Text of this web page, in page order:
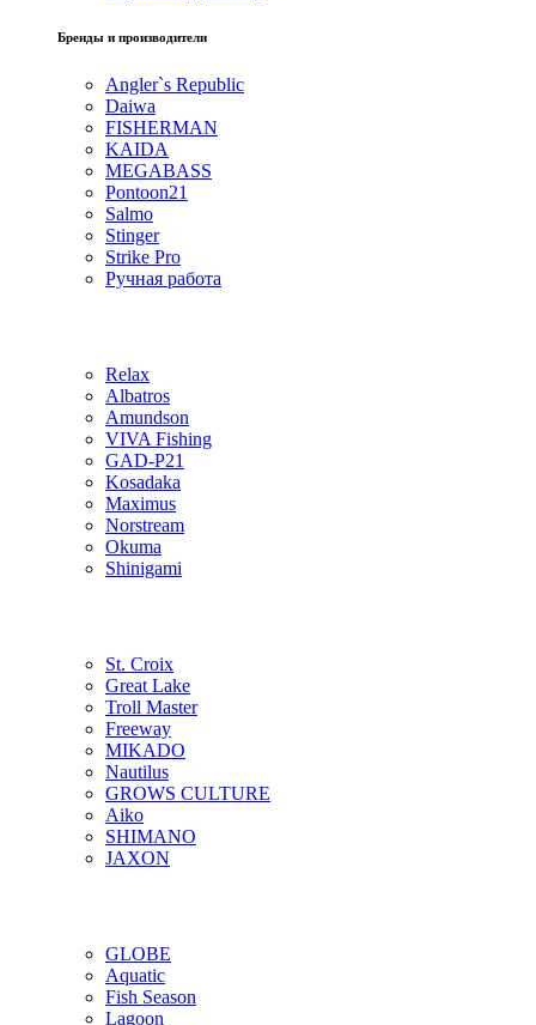
Бренды и производители
Angler`s Republic
Daiwa
FISHERMAN
KAIDA
MEGABASS
Pontoon21
Salmo
Stinger
Strike Pro
Ручная работа
Relax
Albatros
Amundson
VIVA Fishing
GAD-P21
Kosadaka
Maximus
Norstream
Okuma
Shinigami
St. Croix
Great Lake
Troll Master
Freeway
MIKADO
Nautilus
GROWS CULTURE
Aiko
SHIMANO
JAXON
GLOBE
Aquatic
Fish Season
Lagoon